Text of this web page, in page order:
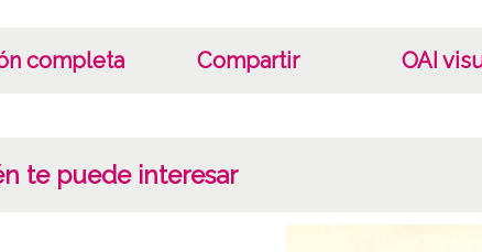
completa Compartir OAI
te puede interesar